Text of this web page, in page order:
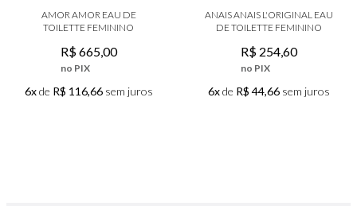
AMOR AMOR EAU DE
TOILETTE FEMININO
R$665,00
no PIX
6xde R$ 116,66sem juros
ANAIS ANAIS L'ORIGINAL EAU
DE TOILETTE FEMININO
R$ 254,60
no PIX
6xde R$ 44,66sem juros